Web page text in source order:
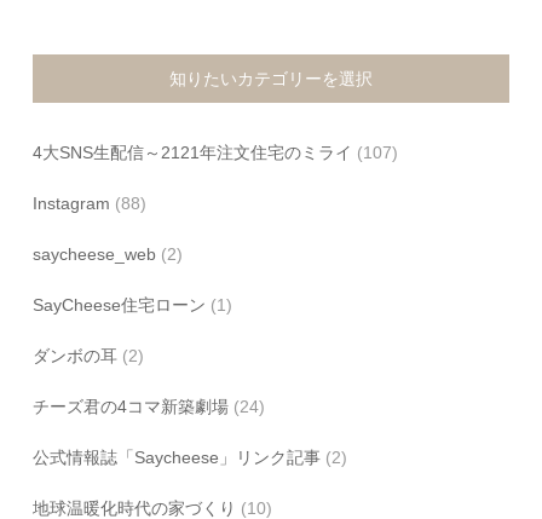
知りたいカテゴリーを選択
4大SNS生配信～2121年注文住宅のミライ (107)
Instagram (88)
saycheese_web (2)
SayCheese住宅ローン (1)
ダンボの耳 (2)
チーズ君の4コマ新築劇場 (24)
公式情報誌「Saycheese」リンク記事 (2)
地球温暖化時代の家づくり (10)